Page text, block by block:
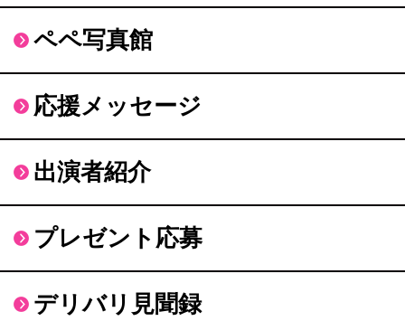
ペペ写真館
応援メッセージ
出演者紹介
プレゼント応募
デリバリ見聞録